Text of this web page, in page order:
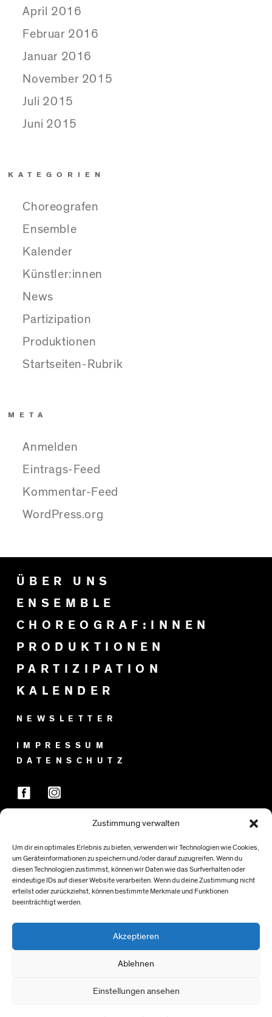
Zustimmung verwalten
Um dir ein optimales Erlebnis zu bieten, verwenden wir Technologien wie Cookies,
um Geräteinformationen zu speichern und/oder darauf zuzugreifen. Wenn du
diesen Technologien zustimmst, können wir Daten wie das Surfverhalten oder
eindeutige IDs auf dieser Website verarbeiten. Wenn du deine Zustimmung nicht
erteilst oder zurückziehst, können bestimmte Merkmale und Funktionen
beeinträchtigt werden.
Akzeptieren
Ablehnen
Einstellungen ansehen
April 2016
Februar 2016
Januar 2016
November 2015
Juli 2015
Juni 2015
KATEGORIEN
Choreografen
Ensemble
Kalender
Künstler:innen
News
Partizipation
Produktionen
Startseiten-Rubrik
META
Anmelden
Eintrags-Feed
Kommentar-Feed
WordPress.org
ÜBER UNS
ENSEMBLE
CHOREOGRAF:INNEN
PRODUKTIONEN
PARTIZIPATION
KALENDER
NEWSLETTER
IMPRESSUM
DATENSCHUTZ
FÖRDER:INNEN